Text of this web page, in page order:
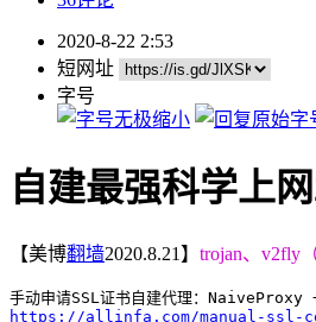
2020-8-22 2:53
短网址
字号
自建最强科学上
【美博翻墙2020.8.21】 trojan、v2fly
手动申请SSL证书自建代理：
https://allinfa.com/manual-ssl-